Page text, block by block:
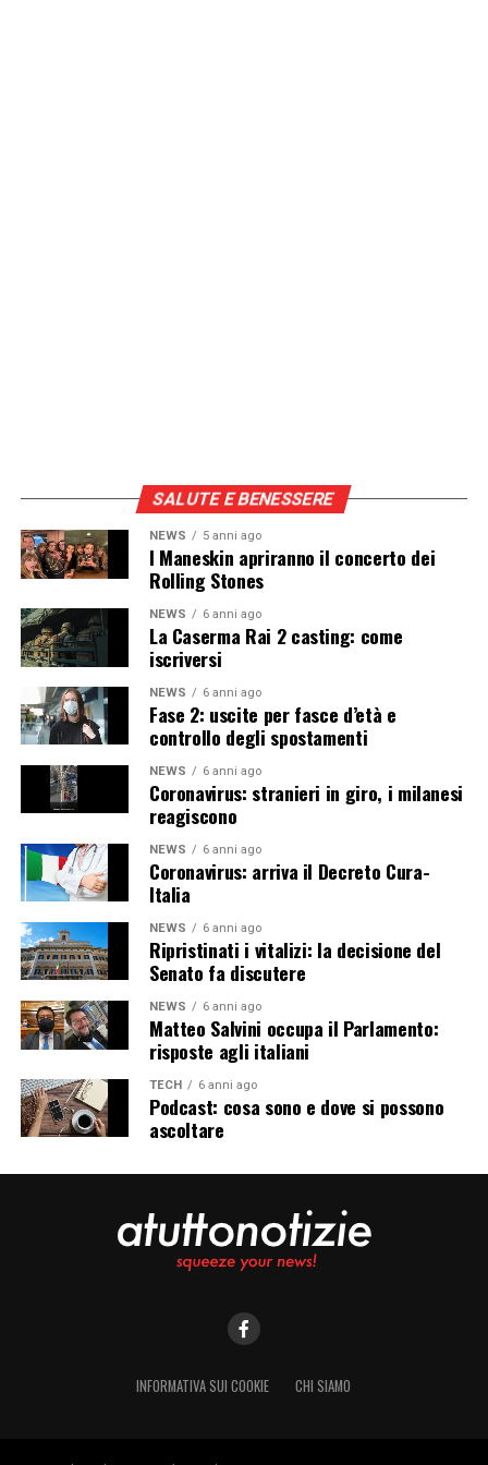
SALUTE E BENESSERE
NEWS 5 anni ago
I Maneskin apriranno il concerto dei
Rolling Stones
NEWS 6 anni ago
La Caserma Rai 2 casting: come
iscriversi
NEWS 6 anni ago
Fase 2: uscite per fasce d’età e
controllo degli spostamenti
NEWS 6 anni ago
Coronavirus: stranieri in giro, i milanesi
reagiscono
NEWS 6 anni ago
Coronavirus: arriva il Decreto Cura-
Italia
NEWS 6 anni ago
Ripristinati i vitalizi: la decisione del
Senato fa discutere
NEWS 6 anni ago
Matteo Salvini occupa il Parlamento:
risposte agli italiani
TECH 6 anni ago
Podcast: cosa sono e dove si possono
ascoltare
INFORMATIVA SUI COOKIE CHI SIAMO